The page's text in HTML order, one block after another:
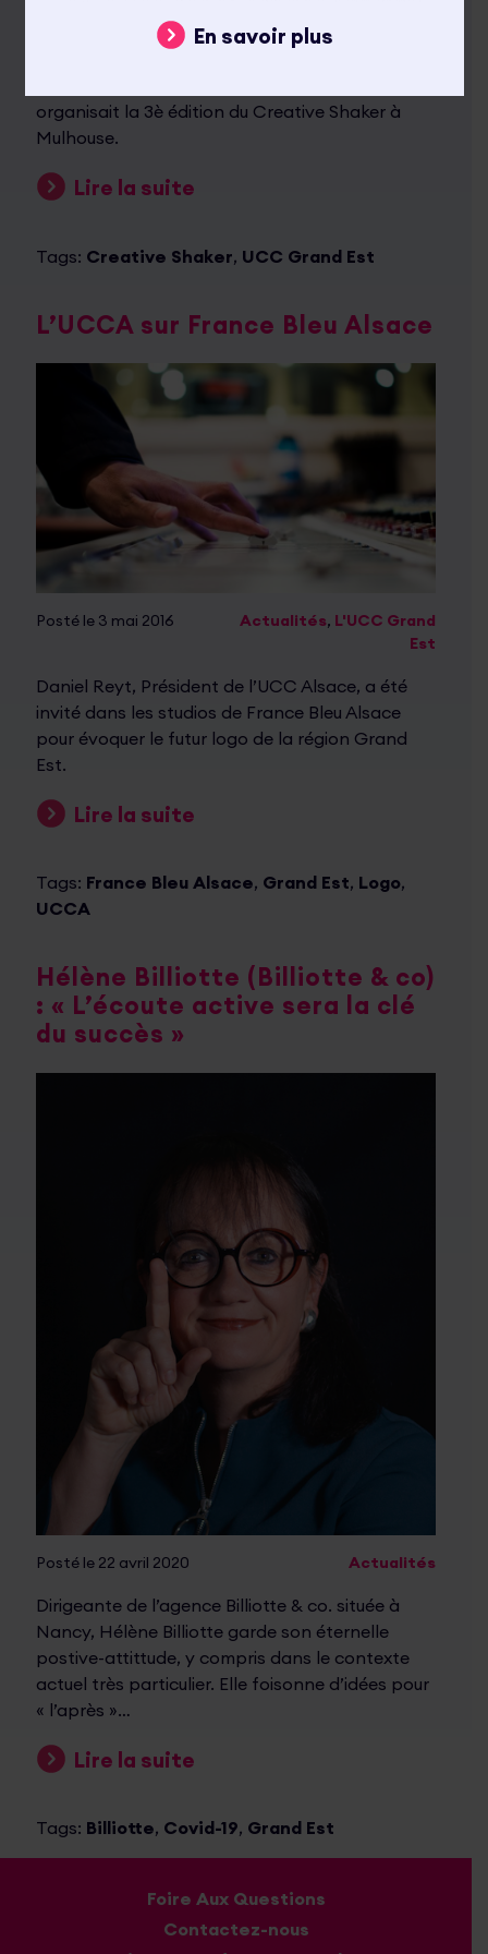
Posté le 28 août 2025
organisait la 3è édition du Creative Shaker à
Mulhouse.
Lire la suite
Tags: Creative Shaker, UCC Grand Est
L’UCCA sur France Bleu Alsace
Posté le 3 mai 2016 Actualités, L'UCC Grand
Est
Daniel Reyt, Président de l’UCC Alsace, a été
invité dans les studios de France Bleu Alsace
pour évoquer le futur logo de la région Grand
Est.
Lire la suite
Tags: France Bleu Alsace, Grand Est, Logo,
UCCA
Hélène Billiotte (Billiotte & co)
: « L’écoute active sera la clé
du succès »
Posté le 22 avril 2020 Actualités
Dirigeante de l’agence Billiotte & co. située à
Nancy, Hélène Billiotte garde son éternelle
postive-attittude, y compris dans le contexte
actuel très particulier. Elle foisonne d’idées pour
« l’après »…
Lire la suite
Tags: Billiotte, Covid-19, Grand Est
Foire Aux Questions
Contactez-nous
En savoir plus